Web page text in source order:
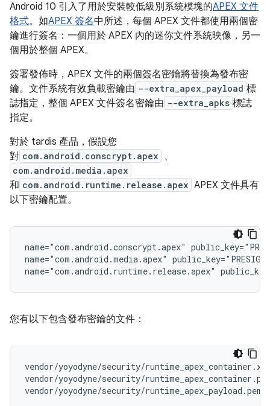
Android 10 引入了用於安裝較低級別系統模塊的APEX 文件
格式。如APEX 簽名中所述，每個 APEX 文件都使用兩個密
鑰進行簽名：一個用於 APEX 內的迷你文件系統映像，另一
個用於整個 APEX。
簽署發佈時，APEX 文件的兩個簽名密鑰將替換為發布密
鑰。文件系統有效負載密鑰由 --extra_apex_payload 標
誌指定，整個 APEX 文件簽名密鑰由 --extra_apks 標誌
指定。
對於 tardis 產品，假設您
對 com.android.conscrypt.apex 、
com.android.media.apex
和 com.android.runtime.release.apex APEX 文件具有
以下密鑰配置。
name="com.android.conscrypt.apex"
name="com.android.media.apex"
您有以下包含發布密鑰的文件：
vendor/yoyodyne/security/
vendor/yoyodyne/security/